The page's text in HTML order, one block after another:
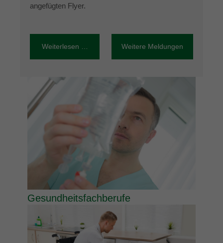
angefügten Flyer.
Weiterlesen … Weitere Meldungen
Gesundheitsfachberufe